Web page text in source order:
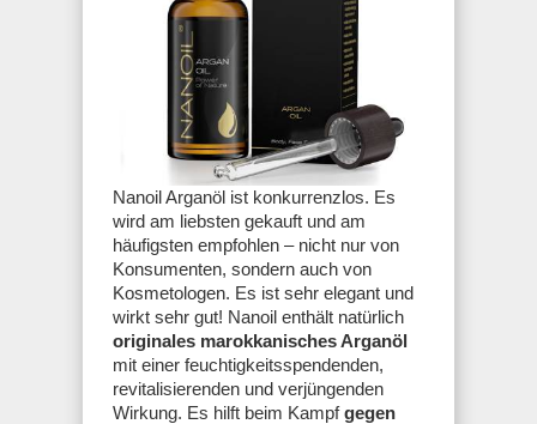
Nanoil Arganöl ist konkurrenzlos. Es
wird am liebsten gekauft und am
häufigsten empfohlen – nicht nur von
Konsumenten, sondern auch von
Kosmetologen. Es ist sehr elegant und
wirkt sehr gut! Nanoil enthält natürlich
originales marokkanisches Arganöl
mit einer feuchtigkeitsspendenden,
revitalisierenden und verjüngenden
Wirkung. Es hilft beim Kampfgegen